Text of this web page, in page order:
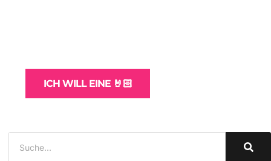
ICH WILL EINE 🤘🏻